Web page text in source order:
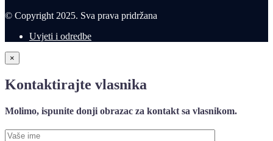
© Copyright 2025. Sva prava pridržana
Uvjeti i odredbe
×
Kontaktirajte vlasnika
Molimo, ispunite donji obrazac za kontakt sa vlasnikom.